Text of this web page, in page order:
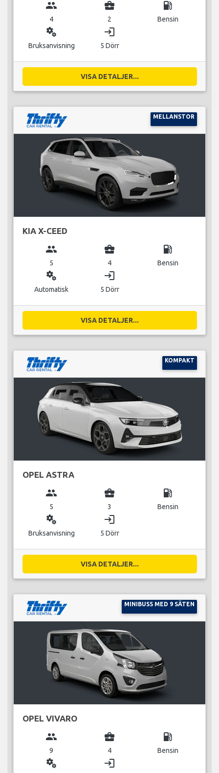
group
4
business_center
2
local_gas_station
Bensin
miscellaneous_services
Bruksanvisning
login
5 Dörr
VISA DETALJER...
MELLANSTOR
KIA X-CEED
group
5
business_center
4
local_gas_station
Bensin
miscellaneous_services
Automatisk
login
5 Dörr
VISA DETALJER...
KOMPAKT
OPEL ASTRA
group
5
business_center
3
local_gas_station
Bensin
miscellaneous_services
Bruksanvisning
login
5 Dörr
VISA DETALJER...
MINIBUSS MED 9 SÄTEN
OPEL VIVARO
group
9
business_center
4
local_gas_station
Bensin
miscellaneous_services login